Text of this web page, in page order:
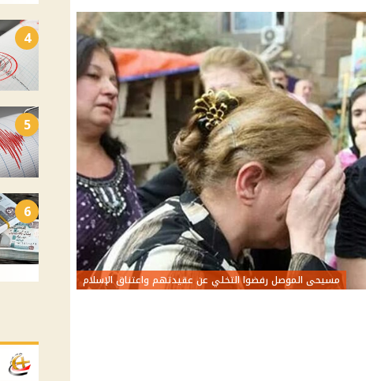
مسيحى الموصل رفضوا التخلي عن عقيدتهم واعتناق الإسلام
4
5
6